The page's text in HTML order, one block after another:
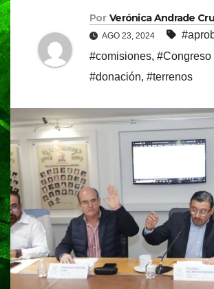
Por Verónica Andrade
AGO 23, 2024
#comisiones, #Congreso
#donación, #terrenos